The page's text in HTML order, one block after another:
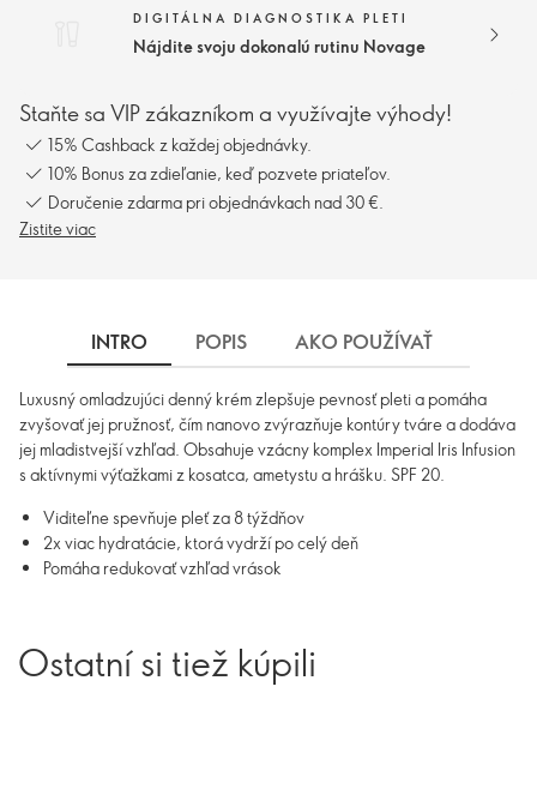
DIGITÁLNA DIAGNOSTIKA PLETI
Nájdite svoju dokonalú rutinu Novage
Staňte sa VIP zákazníkom a využívajte výhody!
15% Cashback z každej objednávky.
10% Bonus za zdieľanie, keď pozvete priateľov.
Doručenie zdarma pri objednávkach nad 30 €.
Zistite viac
INTRO POPIS AKO POUŽÍVAŤ
Luxusný omladzujúci denný krém zlepšuje pevnosť pleti a pomáha
zvyšovať jej pružnosť, čím nanovo zvýrazňuje kontúry tváre a dodáva
jej mladistvejší vzhľad. Obsahuje vzácny komplex Imperial Iris Infusion
s aktívnymi výťažkami z kosatca, ametystu a hrášku. SPF 20.
Viditeľne spevňuje pleť za 8 týždňov
2x viac hydratácie, ktorá vydrží po celý deň
Pomáha redukovať vzhľad vrások
Ostatní si tiež kúpili